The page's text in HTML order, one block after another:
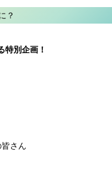
？
特別企画！
さん